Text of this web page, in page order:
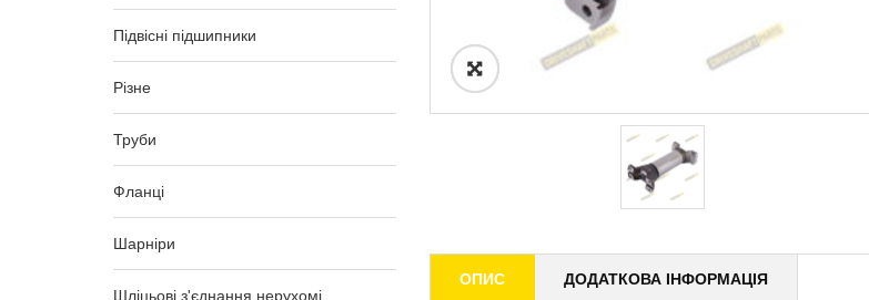
Підвісні підшипники
Різне
Труби
Фланці
Шарніри
Шліцьові з'єднання нерухомі
ОПИС ДОДАТКОВА ІНФОРМАЦІЯ